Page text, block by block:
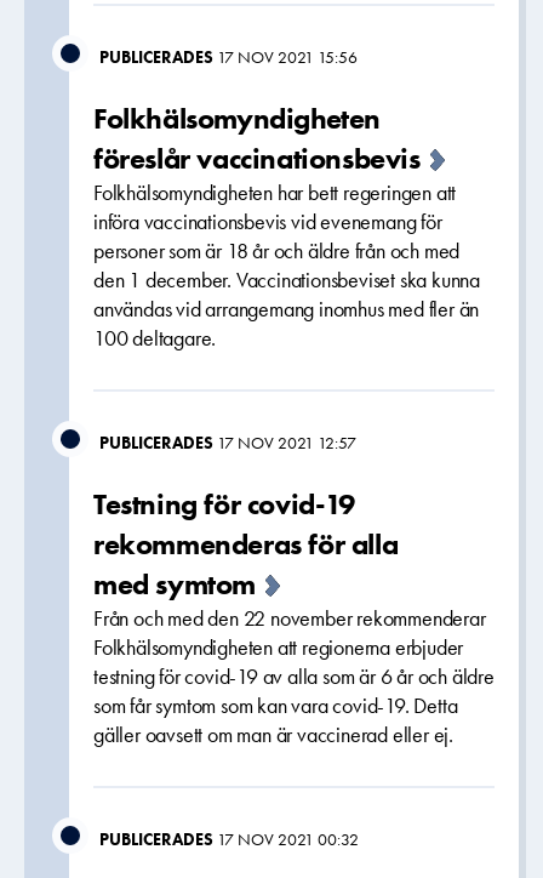
PUBLICERADES 17 NOV 2021 15:56
Folkhälsomyndigheten
föreslår vaccinationsbevis
Folkhälsomyndigheten har bett regeringen att
införa vaccinationsbevis vid evenemang för
personer som är 18 år och äldre från och med
den 1 december. Vaccinationsbeviset ska kunna
användas vid arrangemang inomhus med fler än
100 deltagare.
PUBLICERADES 17 NOV 2021 12:57
Testning för covid-19
rekommenderas för alla
med symtom
Från och med den 22 november rekommenderar
Folkhälsomyndigheten att regionerna erbjuder
testning för covid-19 av alla som är 6 år och äldre
som får symtom som kan vara covid-19. Detta
gäller oavsett om man är vaccinerad eller ej.
PUBLICERADES 17 NOV 2021 00:32